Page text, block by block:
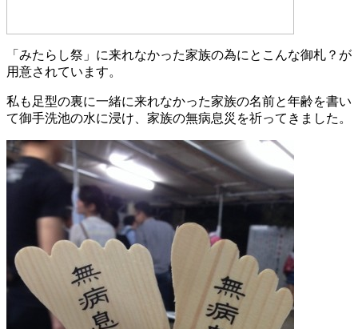
「みたらし祭」に来れなかった家族の為にとこんな御札？が
用意されています。
私も足型の裏に一緒に来れなかった家族の名前と年齢を書い
て御手洗池の水に浸け、家族の無病息災を祈ってきました。